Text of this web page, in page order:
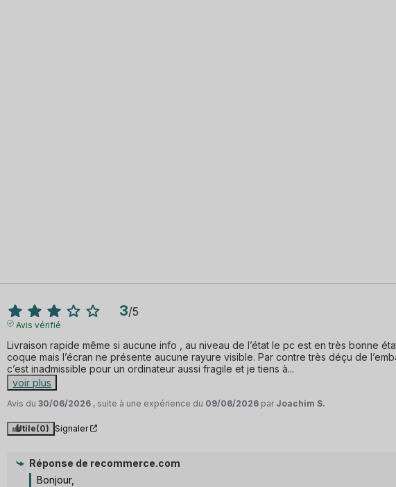
3/5
Avis vérifié
Livraison rapide même si aucune info , au niveau de l’état le pc est en très bonne
coque mais l’écran ne présente aucune rayure visible. Par contre très déçu de
c’est inadmissible pour un ordinateur aussi fragile et je tiens à...
voir plus
Avis du30/06/2026 , suite à une expérience du 09/06/2026 par Joachim S.
Utile(0) Signaler
Réponse de recommerce.com
Bonjour,